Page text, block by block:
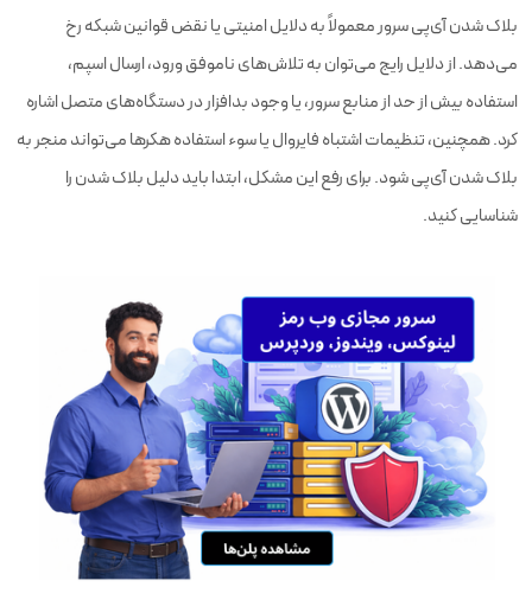
بلاک شدن آی‌پی سرور معمولاً به دلایل امنیتی یا نقض قوانین شبکه رخ
می‌دهد. از دلایل رایج می‌توان به تلاش‌های ناموفق ورود، ارسال اسپم،
استفاده بیش از حد از منابع سرور، یا وجود بدافزار در دستگاه‌های متصل اشاره
کرد. همچنین، تنظیمات اشتباه فایروال یا سوء استفاده هکرها می‌تواند منجر به
بلاک شدن آی‌پی شود. برای رفع این مشکل، ابتدا باید دلیل بلاک شدن را
شناسایی کنید.